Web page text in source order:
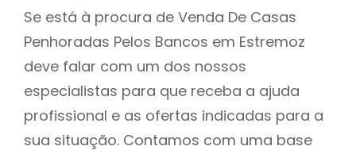
Se está à procura de Venda De Casas
Penhoradas Pelos Bancos em Estremoz
deve falar com um dos nossos
especialistas para que receba a ajuda
profissional e as ofertas indicadas para a
sua situação. Contamos com uma base